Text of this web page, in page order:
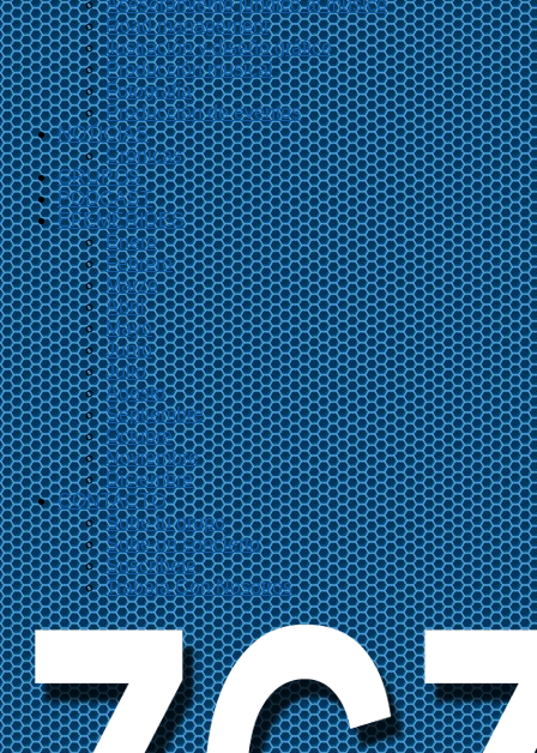
Asesoramiento jurídico al músico
Road management
Ilustración y diseño gráfico
Producción musical
Fotografía
Producción de eventos
NOTICIAS
Crónicas
GRUPOS
PODCAST
EFEMÉRIDES
Enero
Febrero
Marzo
Abril
Mayo
Junio
Julio
Agosto
Septiembre
Octubre
Noviembre
Diciembre
CONTACTO
Sube tu grupo
Sube un concierto
Suscríbete
Trabaja Con Nosotros